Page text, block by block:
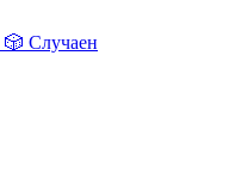
🎲 Случаен